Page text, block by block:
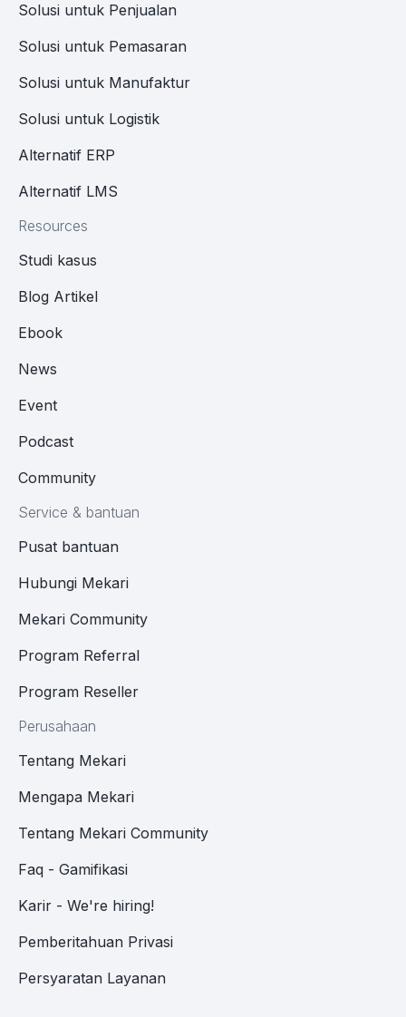
Solusi untuk Penjualan
Solusi untuk Pemasaran
Solusi untuk Manufaktur
Solusi untuk Logistik
Alternatif ERP
Alternatif LMS
Resources
Studi kasus
Blog Artikel
Ebook
News
Event
Podcast
Community
Service & bantuan
Pusat bantuan
Hubungi Mekari
Mekari Community
Program Referral
Program Reseller
Perusahaan
Tentang Mekari
Mengapa Mekari
Tentang Mekari Community
Faq - Gamifikasi
Karir - We're hiring!
Pemberitahuan Privasi
Persyaratan Layanan